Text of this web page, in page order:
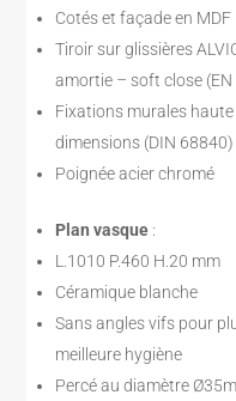
Cotés et façade en
Tiroir sur glissières
amortie – soft close
Fixations murales
dimensions (DIN 68840)
Poignée acier chromé
Plan vasque :
L.1010 P.460 H.20 mm
Céramique blanche
Sans angles vifs pour
meilleure hygiène
Percé au diamètre